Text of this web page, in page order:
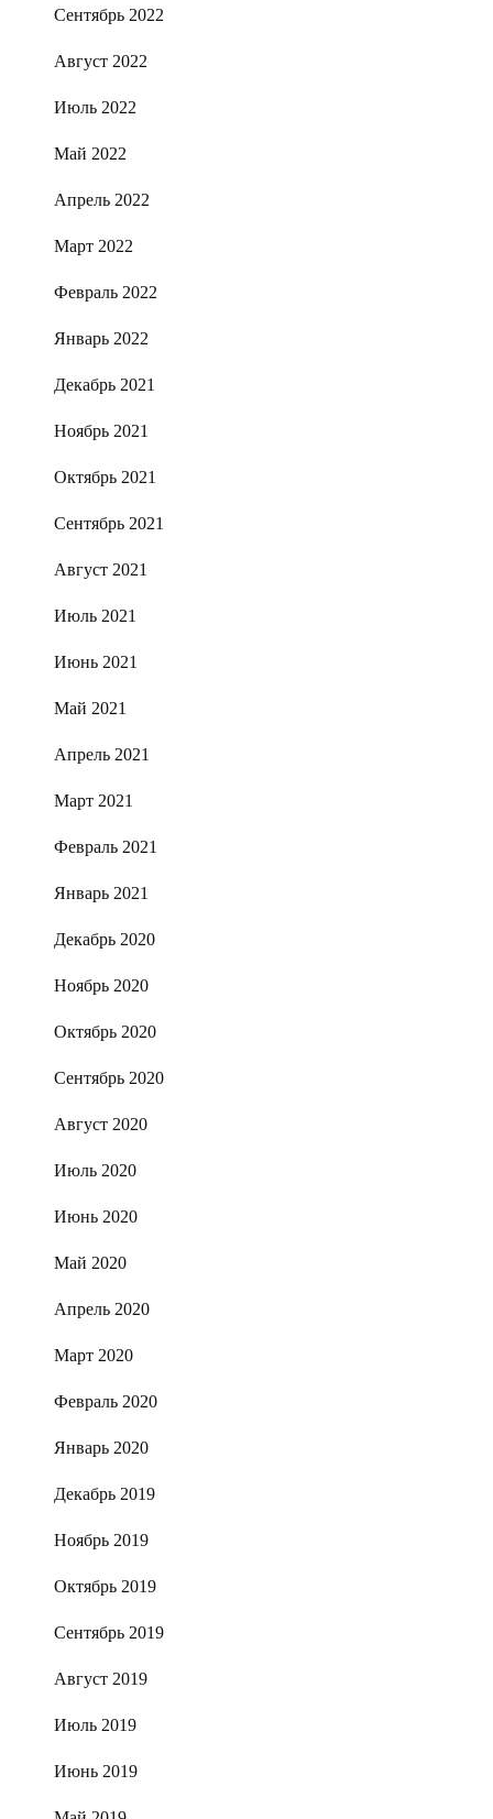
Сентябрь 2022
Август 2022
Июль 2022
Май 2022
Апрель 2022
Март 2022
Февраль 2022
Январь 2022
Декабрь 2021
Ноябрь 2021
Октябрь 2021
Сентябрь 2021
Август 2021
Июль 2021
Июнь 2021
Май 2021
Апрель 2021
Март 2021
Февраль 2021
Январь 2021
Декабрь 2020
Ноябрь 2020
Октябрь 2020
Сентябрь 2020
Август 2020
Июль 2020
Июнь 2020
Май 2020
Апрель 2020
Март 2020
Февраль 2020
Январь 2020
Декабрь 2019
Ноябрь 2019
Октябрь 2019
Сентябрь 2019
Август 2019
Июль 2019
Июнь 2019